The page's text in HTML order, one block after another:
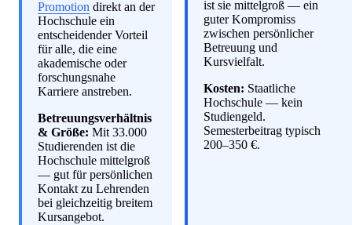
Promotion direkt an der
Hochschule ein
entscheidender Vorteil
für alle, die eine
akademische oder
forschungsnahe
Karriere anstreben.
Betreuungsverhältnis
& Größe: Mit 33.000
Studierenden ist die
Hochschule mittelgroß
— gut für persönlichen
Kontakt zu Lehrenden
bei gleichzeitig breitem
Kursangebot.
ist sie mittelgroß — ein
guter Kompromiss
zwischen persönlicher
Betreuung und
Kursvielfalt.
Kosten: Staatliche
Hochschule — kein
Studiengeld.
Semesterbeitrag typisch
200–350 €.